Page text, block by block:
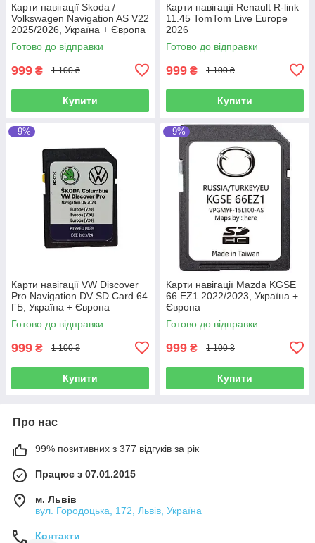
Карти навігації Skoda /
Volkswagen Navigation AS V22
2025/2026, Україна + Європа
Готово до відправки
999 ₴ 1 100 ₴
Купити
Карти навігації Renault R-link
11.45 TomTom Live Europe
2026
Готово до відправки
999 ₴ 1 100 ₴
Купити
–9%
Карти навігації VW Discover
Pro Navigation DV SD Card 64
ГБ, Україна + Європа
Готово до відправки
999 ₴ 1 100 ₴
Купити
–9%
Карти навігації Mazda KGSE
66 EZ1 2022/2023, Україна +
Європа
Готово до відправки
999 ₴ 1 100 ₴
Купити
Про нас
99% позитивних з 377 відгуків за рік
Працює з 07.01.2015
м. Львів
вул. Городоцька, 172, Львів, Україна
Контакти